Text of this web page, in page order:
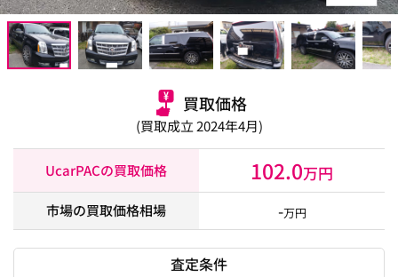
買取価格
(買取成立 2024年4月)
UcarPACの買取価格 102.0万円
市場の買取価格相場 -万円
査定条件